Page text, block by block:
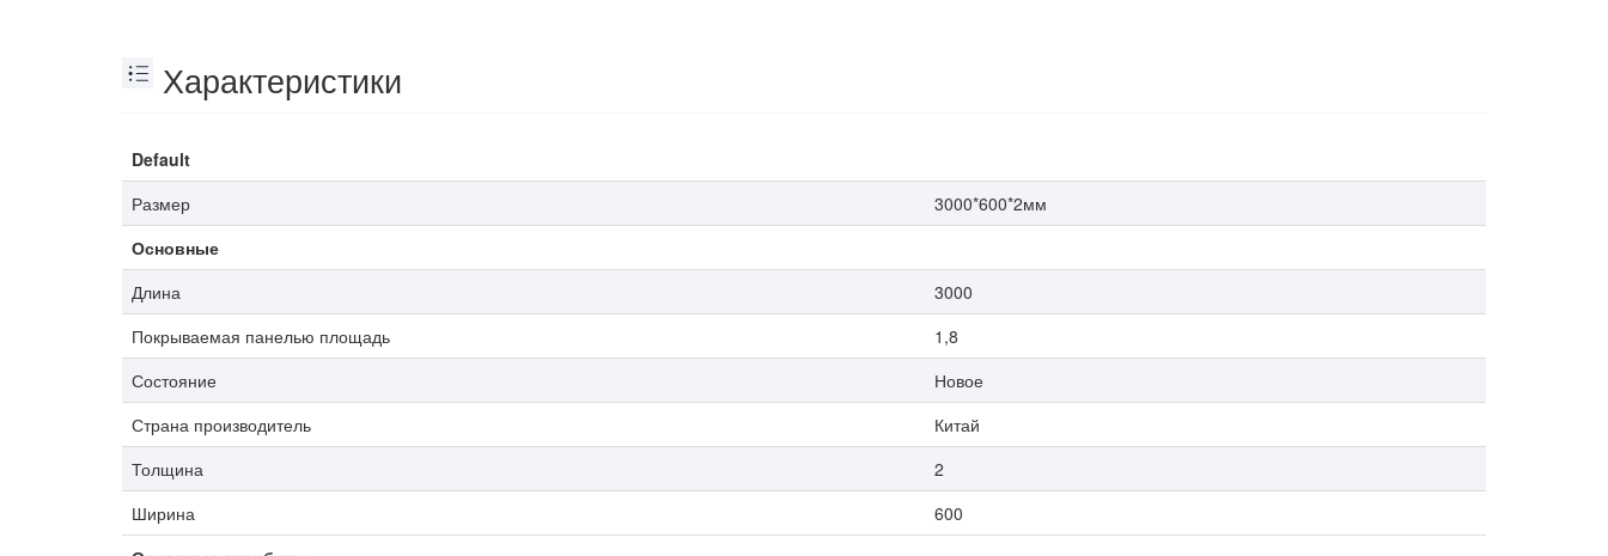
Характеристики
Default
Размер
3000*600*2мм
Основные
Длина
3000
Покрываемая панелью площадь
1,8
Состояние
Новое
Страна производитель
Китай
Толщина
2
Ширина
600